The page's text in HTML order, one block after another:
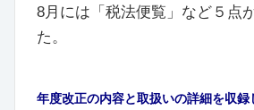
8月には「税法便覧」など５点
た。
年度改正の内容と取扱いの詳細を収録